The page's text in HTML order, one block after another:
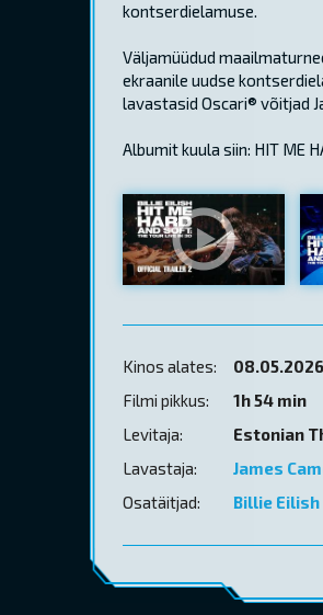
kontserdielamuse.
Väljamüüdud
ekraanile uudse
lavastasid Oscari® võitjad
Albumit kuula siin: HIT ME
Kinos alates:
08.05.2026
Filmi pikkus:
1h 54 min
Levitaja:
Estonian
Lavastaja:
James
Osatäitjad:
Billie Eilish